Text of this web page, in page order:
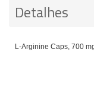
Detalhes
L-Arginine Caps, 700